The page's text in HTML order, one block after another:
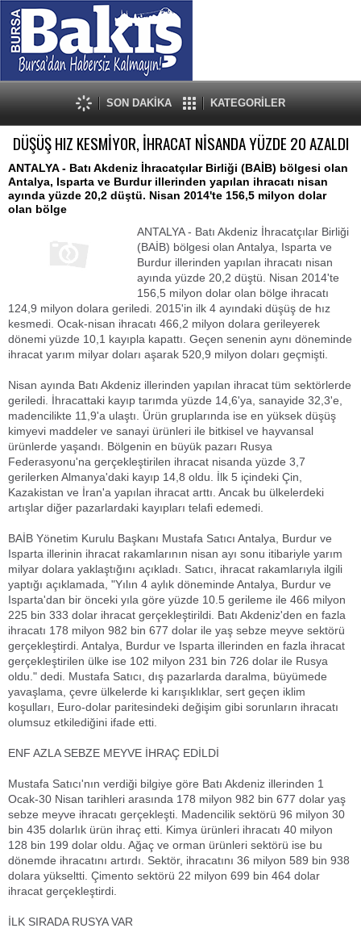
SON DAKİKA KATEGORİLER
DÜŞÜŞ HIZ KESMİYOR, İHRACAT NİSANDA YÜZDE 20 AZALDI
ANTALYA - Batı Akdeniz İhracatçılar Birliği (BAİB) bölgesi olan
Antalya, Isparta ve Burdur illerinden yapılan ihracatı nisan
ayında yüzde 20,2 düştü. Nisan 2014'te 156,5 milyon dolar
olan bölge
ANTALYA - Batı Akdeniz İhracatçılar Birliği
(BAİB) bölgesi olan Antalya, Isparta ve
Burdur illerinden yapılan ihracatı nisan
ayında yüzde 20,2 düştü. Nisan 2014'te
156,5 milyon dolar olan bölge ihracatı
124,9 milyon dolara geriledi. 2015'in ilk 4 ayındaki düşüş de hız
kesmedi. Ocak-nisan ihracatı 466,2 milyon dolara gerileyerek
dönemi yüzde 10,1 kayıpla kapattı. Geçen senenin aynı döneminde
ihracat yarım milyar doları aşarak 520,9 milyon doları geçmişti.
Nisan ayında Batı Akdeniz illerinden yapılan ihracat tüm sektörlerde
geriledi. İhracattaki kayıp tarımda yüzde 14,6'ya, sanayide 32,3'e,
madencilikte 11,9'a ulaştı. Ürün gruplarında ise en yüksek düşüş
kimyevi maddeler ve sanayi ürünleri ile bitkisel ve hayvansal
ürünlerde yaşandı. Bölgenin en büyük pazarı Rusya
Federasyonu'na gerçekleştirilen ihracat nisanda yüzde 3,7
gerilerken Almanya'daki kayıp 14,8 oldu. İlk 5 içindeki Çin,
Kazakistan ve İran'a yapılan ihracat arttı. Ancak bu ülkelerdeki
artışlar diğer pazarlardaki kayıpları telafi edemedi.
BAİB Yönetim Kurulu Başkanı Mustafa Satıcı Antalya, Burdur ve
Isparta illerinin ihracat rakamlarının nisan ayı sonu itibariyle yarım
milyar dolara yaklaştığını açıkladı. Satıcı, ihracat rakamlarıyla ilgili
yaptığı açıklamada, "Yılın 4 aylık döneminde Antalya, Burdur ve
Isparta'dan bir önceki yıla göre yüzde 10.5 gerileme ile 466 milyon
225 bin 333 dolar ihracat gerçekleştirildi. Batı Akdeniz'den en fazla
ihracatı 178 milyon 982 bin 677 dolar ile yaş sebze meyve sektörü
gerçekleştirdi. Antalya, Burdur ve Isparta illerinden en fazla ihracat
gerçekleştirilen ülke ise 102 milyon 231 bin 726 dolar ile Rusya
oldu." dedi. Mustafa Satıcı, dış pazarlarda daralma, büyümede
yavaşlama, çevre ülkelerde ki karışıklıklar, sert geçen iklim
koşulları, Euro-dolar paritesindeki değişim gibi sorunların ihracatı
olumsuz etkilediğini ifade etti.
ENF AZLA SEBZE MEYVE İHRAÇ EDİLDİ
Mustafa Satıcı'nın verdiği bilgiye göre Batı Akdeniz illerinden 1
Ocak-30 Nisan tarihleri arasında 178 milyon 982 bin 677 dolar yaş
sebze meyve ihracatı gerçekleşti. Madencilik sektörü 96 milyon 30
bin 435 dolarlık ürün ihraç etti. Kimya ürünleri ihracatı 40 milyon
128 bin 199 dolar oldu. Ağaç ve orman ürünleri sektörü ise bu
dönemde ihracatını artırdı. Sektör, ihracatını 36 milyon 589 bin 938
dolara yükseltti. Çimento sektörü 22 milyon 699 bin 464 dolar
ihracat gerçekleştirdi.
İLK SIRADA RUSYA VAR